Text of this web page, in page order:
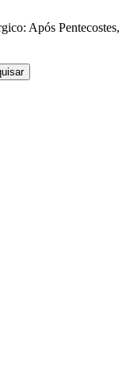
Após Pentecostes,